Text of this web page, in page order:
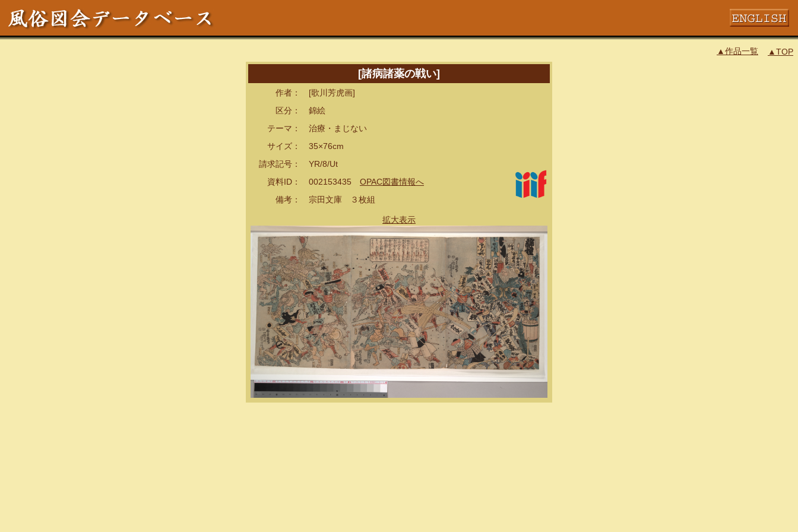
▲作品一覧 ▲TOP
[諸病諸薬の戦い]
作者： [歌川芳虎画]
区分： 錦絵
テーマ： 治療・まじない
サイズ： 35×76cm
請求記号： YR/8/Ut
資料ID： 002153435 OPAC図書情報へ
備考： 宗田文庫 ３枚組
拡大表示